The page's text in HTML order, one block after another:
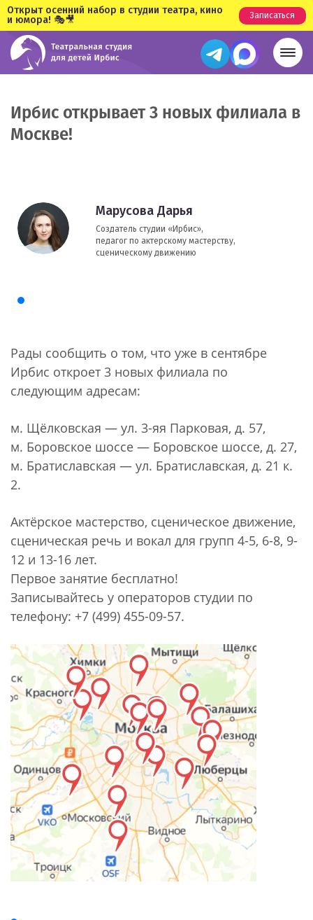
Открыт осенний набор в студии театра, кино
и юмора! 🎭🎥
Записаться
Ирбис открывает 3 новых филиала в
Москве!
Марусова Дарья
Создатель студии «Ирбис»,
педагог по актерскому мастерству,
сценическому движению
Рады сообщить о том, что уже в сентябре
Ирбис откроет 3 новых филиала по
следующим адресам:
м. Щёлковская — ул. 3-яя Парковая, д. 57,
м. Боровское шоссе — Боровское шоссе, д. 27,
м. Братиславская — ул. Братиславская, д. 21 к.
2.
Актёрское мастерство, сценическое движение,
сценическая речь и вокал для групп 4-5, 6-8, 9-
12 и 13-16 лет.
Первое занятие бесплатно!
Записывайтесь у операторов студии по
телефону: +7 (499) 455-09-57.